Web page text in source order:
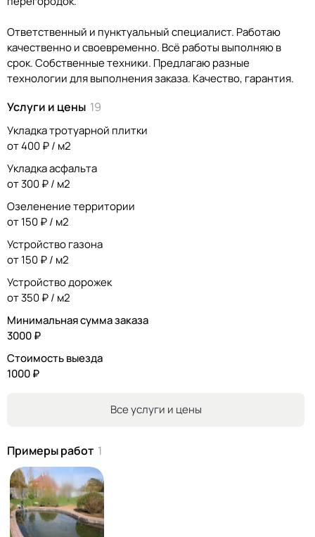
Ответственный и пунктуальный специалист. Работаю
качественно и своевременно. Всё работы выполняю в
срок. Собственные техники. Предлагаю разные
технологии для выполнения заказа. Качество, гарантия.
Услуги и цены 19
Укладка тротуарной плитки
от 400 ₽ / м2
Укладка асфальта
от 300 ₽ / м2
Озеленение территории
от 150 ₽ / м2
Устройство газона
от 150 ₽ / м2
Устройство дорожек
от 350 ₽ / м2
Минимальная сумма заказа
3000 ₽
Стоимость выезда
1000 ₽
Все услуги и цены
Примеры работ 1